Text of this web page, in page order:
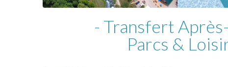
- Transfert
Parcs &